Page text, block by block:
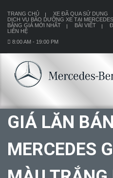
TRANG CHỦ
XE ĐÃ QUA SỬ DỤNG
DỊCH VỤ BÃO DƯỠNG XE TẠI
BẢNG GIÁ MỚI NHẤT
BÀI VIẾT
LIÊN HỆ
8:00 AM - 19:00 PM
GIÁ LĂN
MERCEDES